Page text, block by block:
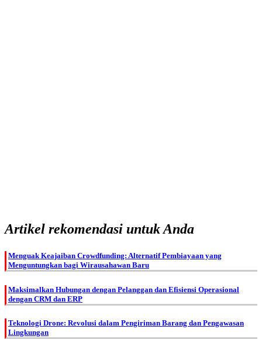
Artikel rekomendasi untuk Anda
Menguak Keajaiban Crowdfunding: Alternatif Pembiayaan yang
Menguntungkan bagi Wirausahawan Baru
Maksimalkan Hubungan dengan Pelanggan dan Efisiensi Operasional
dengan CRM dan ERP
Teknologi Drone: Revolusi dalam Pengiriman Barang dan Pengawasan
Lingkungan